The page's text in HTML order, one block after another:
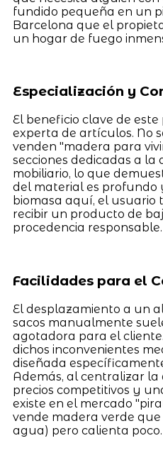
fundido pequeña en un
Barcelona que el
un hogar de fuego
Especialización y
El beneficio clave de
experta de artículos. No
venden "madera para
secciones dedicadas a la
mobiliario, lo que
del material es profundo
biomasa aquí, el usuario
recibir un producto de
procedencia responsable.
Facilidades para el
El desplazamiento a un
sacos manualmente
agotadora para el
dichos inconvenientes
diseñada
Además, al centralizar
precios competitivos y
existe en el mercado
vende madera verde
agua) pero calienta poco.